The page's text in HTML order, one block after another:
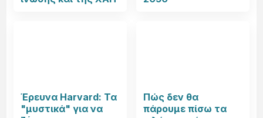
Έρευνα Harvard: Τα
"μυστικά" για να
Πώς δεν θα
πάρουμε πίσω τα